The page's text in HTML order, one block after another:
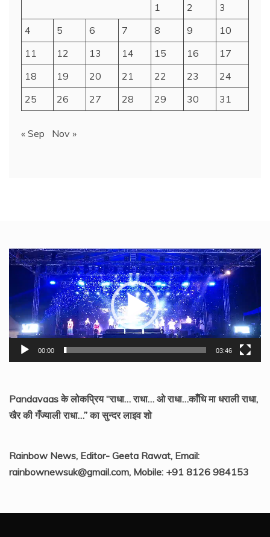
1
2
3
4
5 6 7 8 9
10
11
12 13 14 15 16
17
18
19 20 21 22 23
24
25
26 27 28 29 30 31
« Sep Nov »
Video
Player
00:00 03:46
Pandavaas के लोकप्रिय “राधा… राधा… ओ राधा…काँधि मा धराली राधा,
खैर की गँज्याली राधा…” का सुन्दर लाइव शो
Rainbow News, Editor- Geeta Rawat, Email:
rainbownewsuk@gmail.com, Mobile: +91 8126 984153